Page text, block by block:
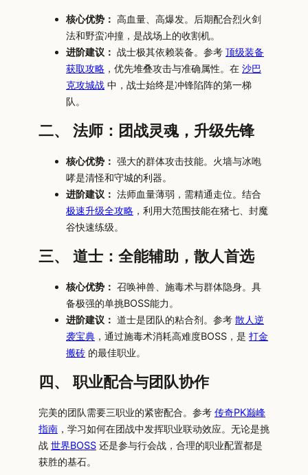
核心优势： 高血量、高爆发。后期配合烈火剑
法和野蛮冲撞，是战场上的收割机。
进阶建议： 战士极其依赖装备。参考 顶级装备
获取攻略 ，优先堆叠攻击与准确属性。在 沙巴
克攻城战 中，战士始终是冲锋陷阵的第一梯
队。
二、 法师：团战灵魂，升级先锋
核心优势： 强大的群体攻击技能。火墙与冰咆
哮是清怪和守城的利器。
进阶建议： 法师血量薄弱，需精通走位。结合
极速升级全攻略 ，利用大范围技能在猪七、封魔
谷快速练级。
三、 道士：全能辅助，散人首选
核心优势： 召唤神兽、施毒术与群体隐身。具
备极强的单挑BOSS能力。
进阶建议： 道士是团队的粘合剂。参考 散人逆
袭宝典 ，通过施毒术消耗高难度BOSS，是 打金
搬砖 的最佳职业。
四、 职业配合与团队协作
完美的团队需要三职业的紧密配合。参考 传奇PK巅峰
指南 ，学习如何在团战中发挥职业联动效应。无论是挑
战 世界BOSS 还是参与行会战，合理的职业配置都是
获胜的基石。